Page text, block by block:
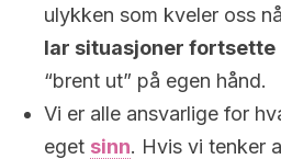
ulykken som kveler oss
lar situasjoner fortsette
“brent ut” på egen hånd.
Vi er alle ansvarlige for
eget sinn. Hvis vi tenker